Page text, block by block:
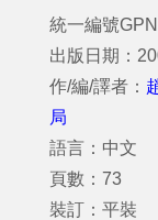
統一編號
出版日期：
作/編/譯者：
局
語言：中文
頁數：73
裝訂：平裝